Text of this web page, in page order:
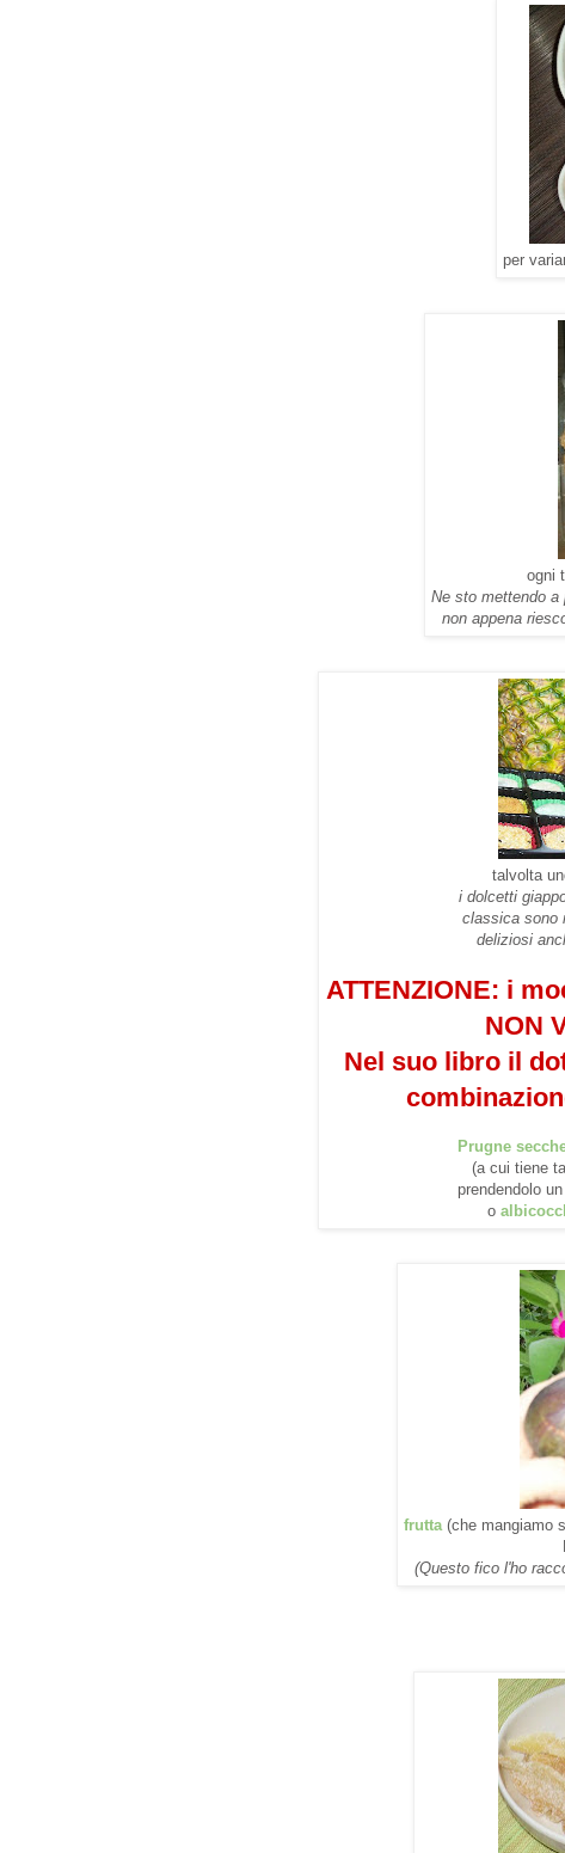
per
ogni
Ne sto mettendo a
non appena
talvolta
i dolcetti
classica sono
deliziosi
ATTENZIONE: i
NON
Nel suo libro il
Prugne
(a cui tiene
prendendolo
o
frutta(che mangiamo
(Questo fico l'ho